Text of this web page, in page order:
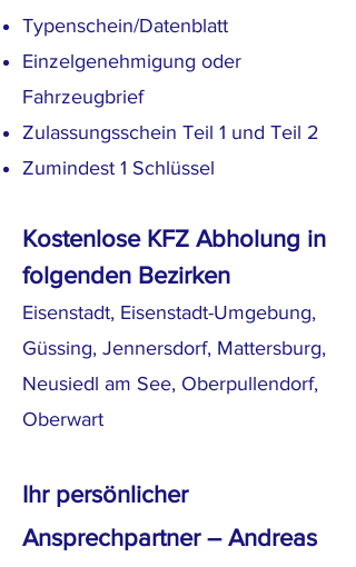
Typenschein/Datenblatt
Einzelgenehmigung oder
Fahrzeugbrief
Zulassungsschein Teil 1 und Teil 2
Zumindest 1 Schlüssel
Kostenlose KFZ Abholung in
folgenden Bezirken
Eisenstadt, Eisenstadt-Umgebung,
Güssing, Jennersdorf, Mattersburg,
Neusiedl am See, Oberpullendorf,
Oberwart
Ihr persönlicher
Ansprechpartner – Andreas